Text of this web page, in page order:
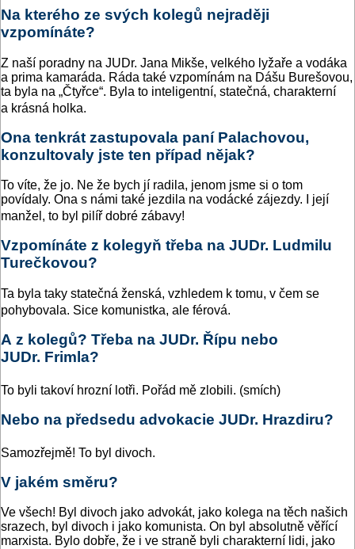
Na kterého ze svých kolegů nejraději
vzpomínáte?
Z naší poradny na JUDr. Jana Mikše, velkého lyžaře a vodáka
a prima kamaráda. Ráda také vzpomínám na Dášu Burešovou,
ta byla na „Čtyřce“. Byla to inteligentní, statečná, charakterní
a krásná holka.
Ona tenkrát zastupovala paní Palachovou,
konzultovaly jste ten případ nějak?
To víte, že jo. Ne že bych jí radila, jenom jsme si o tom
povídaly. Ona s námi také jezdila na vodácké zájezdy. I její
manžel, to byl pilíř dobré zábavy!
Vzpomínáte z kolegyň třeba na JUDr. Ludmilu
Turečkovou?
Ta byla taky statečná ženská, vzhledem k tomu, v čem se
pohybovala. Sice komunistka, ale férová.
A z kolegů? Třeba na JUDr. Řípu nebo
JUDr. Frimla?
To byli takoví hrozní lotři. Pořád mě zlobili. (smích)
Nebo na předsedu advokacie JUDr. Hrazdiru?
Samozřejmě! To byl divoch.
V jakém směru?
Ve všech! Byl divoch jako advokát, jako kolega na těch našich
srazech, byl divoch i jako komunista. On byl absolutně věřící
marxista. Bylo dobře, že i ve straně byli charakterní lidi, jako